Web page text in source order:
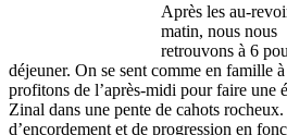
Après les au-
matin, nous nous
retrouvons à 6
déjeuner. On se sent comme en famille
profitons de l’après-midi pour faire une
Zinal dans une pente de cahots
d’encordement et de progression en